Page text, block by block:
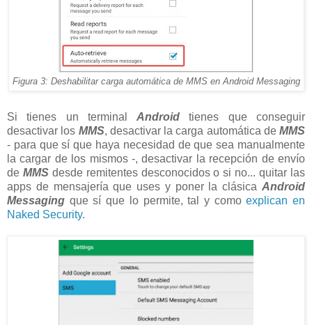
Figura 3: Deshabilitar carga automática de MMS en Android Messaging
Si tienes un terminalAndroid tienes que conseguir
desactivar los MMS, desactivar la carga automática de MMS
- para que sí que haya necesidad de que sea manualmente
la cargar de los mismos -, desactivar la recepción de envío
de MMSdesde remitentes desconocidos o si no... quitar las
apps de mensajería que uses y poner la clásica Android
Messaging que sí que lo permite, tal y comoexplican en
Naked Security.